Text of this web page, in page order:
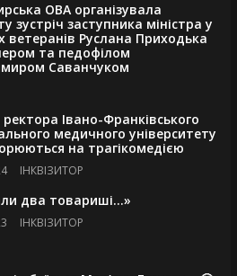
ОВА організувала
зустріч заступника міністра у
ветеранів Руслана Приходька
та педофілом
Саванчуком
Івано-Франківського
медичного університету
на трагікомедією
ІНКВІЗИТОР
два товариші…»
ІНКВІЗИТОР